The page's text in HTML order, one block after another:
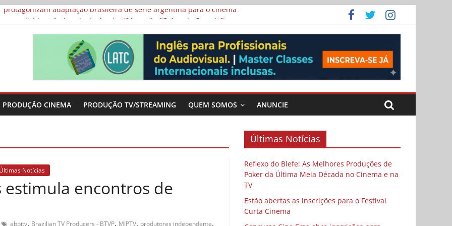
adaptação brasileira de série argentina para o cinema
Poker da Última Meia Década no Cinema e na TV
Cinema
de escolas públicas
PRODUÇÃO CINEMA PRODUÇÃO TV/STREAMING QUEM SOMOS ANUNCIE
Últimas Notícias
estimula encontros de
abpitv, Brazilian TV Producers - BTVP, MIPTV, produtores independente,
Últimas Notícias
Reflexo do Blefe: As Melhores Produções de
Poker da Última Meia Década no Cinema e na
TV
Estão abertas as inscrições para o Festival
Curta Cinema